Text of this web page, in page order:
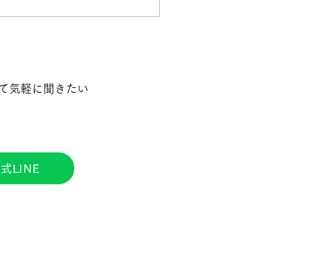
い人材が育つ職場と
ゃなく、“にじみ出る人
気軽に聞きたい
LINE